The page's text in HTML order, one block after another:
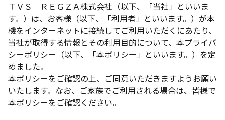
ＴＶＳ ＲＥＧＺＡ株式会社（以下、「当社」といいま
す。）は、お客様（以下、「利用者」といいます。）が本
機をインターネットに接続してご利用いただくにあたり、
当社が取得する情報とその利用目的について、本プライバ
シーポリシー（以下、「本ポリシー」といいます。）を定
めました。
本ポリシーをご確認の上、ご同意いただきますようお願い
いたします。なお、ご家族でご利用される場合は、皆様で
本ポリシーをご確認ください。